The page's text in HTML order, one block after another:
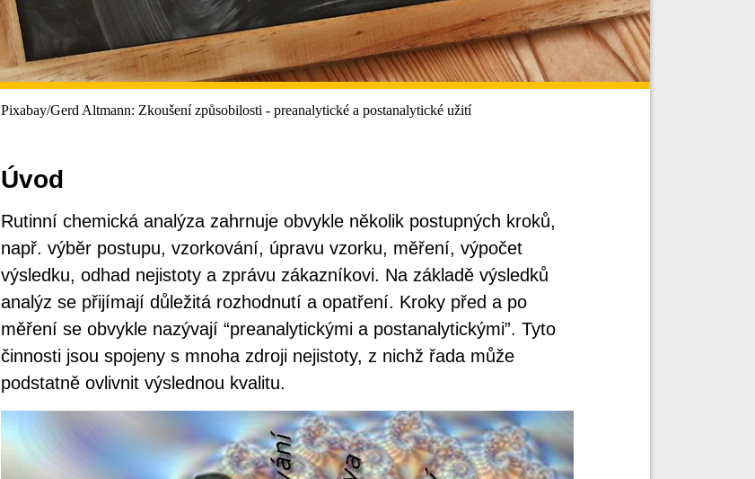
Pixabay/Gerd Altmann: Zkoušení způsobilosti - preanalytické a postanalytické užití
Úvod
Rutinní chemická analýza zahrnuje obvykle několik postupných kroků,
např. výběr postupu, vzorkování, úpravu vzorku, měření, výpočet
výsledku, odhad nejistoty a zprávu zákazníkovi. Na základě výsledků
analýz se přijímají důležitá rozhodnutí a opatření. Kroky před a po
měření se obvykle nazývají “preanalytickými a postanalytickými”. Tyto
činnosti jsou spojeny s mnoha zdroji nejistoty, z nichž řada může
podstatně ovlivnit výslednou kvalitu.